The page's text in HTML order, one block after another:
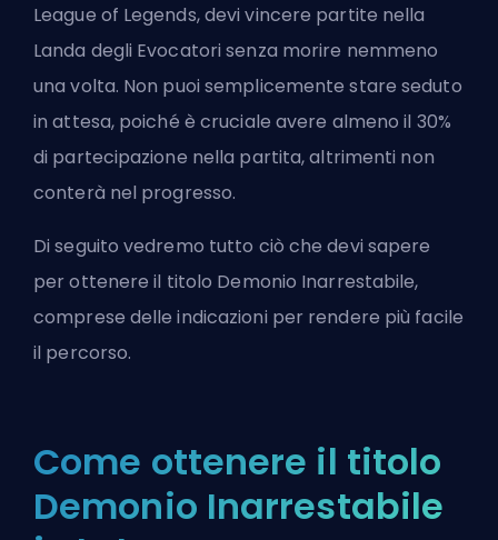
League of Legends, devi vincere partite nella
Landa degli Evocatori senza morire nemmeno
una volta. Non puoi semplicemente stare seduto
in attesa, poiché è cruciale avere almeno il 30%
di partecipazione nella partita, altrimenti non
conterà nel progresso.
Di seguito vedremo tutto ciò che devi sapere
per ottenere il titolo Demonio Inarrestabile,
comprese delle indicazioni per rendere più facile
il percorso.
Come ottenere il titolo
Demonio Inarrestabile